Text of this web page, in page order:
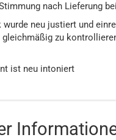
nach Lieferung
neu justiert und
zu
ist neu intoniert